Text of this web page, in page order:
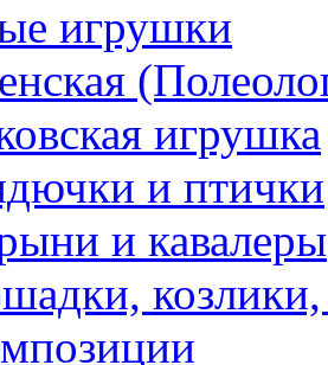
игрушки
игрушка
и птички
и кавалеры